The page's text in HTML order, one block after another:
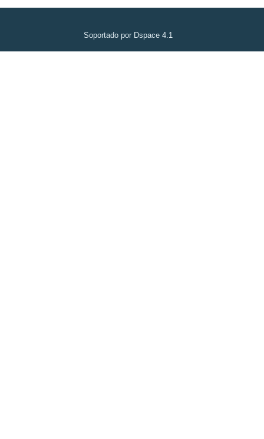
Soportado por Dspace 4.1